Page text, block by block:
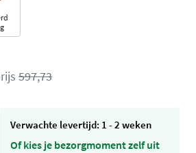
597,73
Verwachte levertijd: 1 - 2 weken
Of kies je bezorgmoment zelf uit